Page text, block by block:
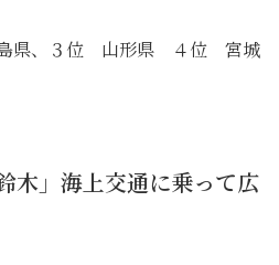
県、３位 山形県 ４位 宮城
木」海上交通に乗って広